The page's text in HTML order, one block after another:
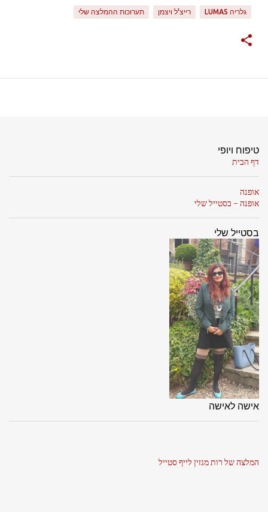
גלריה LUMAS רייצ'ל ויצמן תערוכות ההמלצה שלי
טיפוח ויופי
דף הבית
אופנה
אופנה - בסטייל שלי
בסטייל שלי
אישה לאישה
המלצה של רות מגזין לייף סטייל